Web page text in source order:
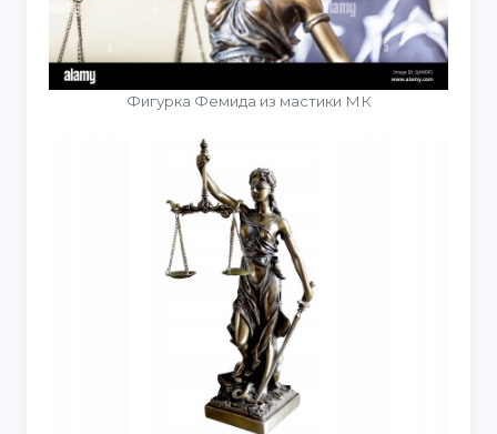
Фигурка Фемида из мастики МК